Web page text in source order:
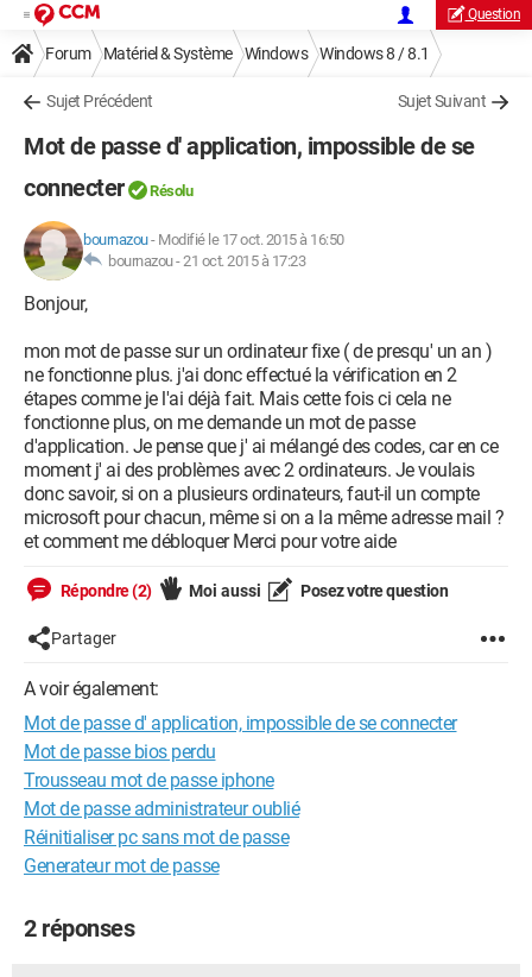
Question
Forum Matériel & Système Windows Windows 8 / 8.1
Sujet Précédent Sujet Suivant
Mot de passe d' application, impossible de se
connecter
Résolu
bournazou- Modifié le 17 oct. 2015 à 16:50
bournazou -21 oct. 2015 à 17:23
Bonjour,
mon mot de passe sur un ordinateur fixe ( de presqu' un an )
ne fonctionne plus. j'ai donc effectué la vérification en 2
étapes comme je l'ai déjà fait. Mais cette fois ci cela ne
fonctionne plus, on me demande un mot de passe
d'application. Je pense que j' ai mélangé des codes, car en ce
moment j' ai des problèmes avec 2 ordinateurs. Je voulais
donc savoir, si on a plusieurs ordinateurs, faut-il un compte
microsoft pour chacun, même si on a la même adresse mail ?
et comment me débloquer Merci pour votre aide
Répondre (2) Moi aussi Posez votre question
Partager
A voir également:
Mot de passe d' application, impossible de se connecter
Mot de passe bios perdu
Trousseau mot de passe iphone
Mot de passe administrateur oublié
Réinitialiser pc sans mot de passe
Generateur mot de passe
2 réponses